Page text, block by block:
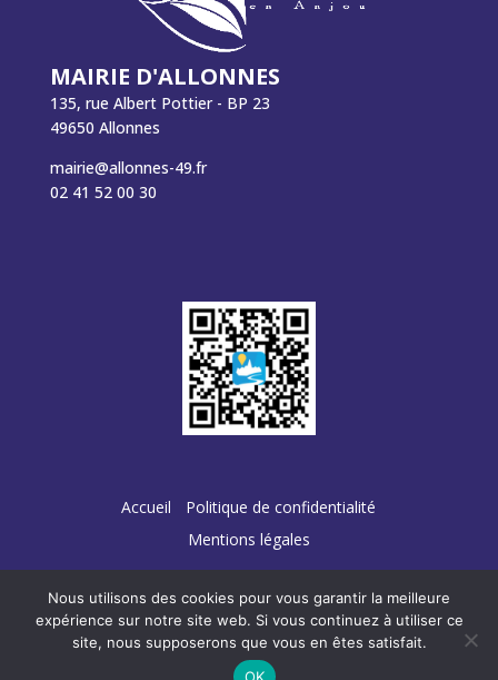
MAIRIE D'ALLONNES
135, rue Albert Pottier - BP 23
49650 Allonnes
mairie@allonnes-49.fr
02 41 52 00 30
Accueil
Politique de confidentialité
Mentions légales
Conception :TERRE DE PIXELS
Nous utilisons des cookies pour vous garantir la meilleure
expérience sur notre site web. Si vous continuez à utiliser ce
site, nous supposerons que vous en êtes satisfait.
OK